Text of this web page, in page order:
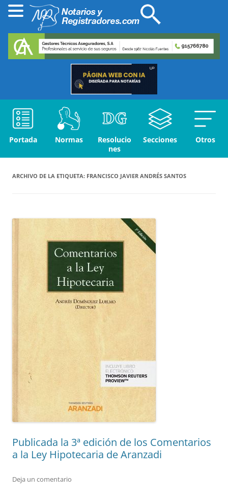
Portada Normas
Resolucio
nes
Secciones Otros
ARCHIVO DE LA ETIQUETA: FRANCISCO JAVIER ANDRÉS SANTOS
Publicada la 3ª edición de los Comentarios
a la Ley Hipotecaria de Aranzadi
Deja un comentario